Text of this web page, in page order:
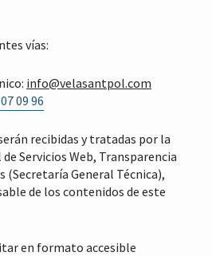
vías:
info@velasantpol.com
09 96
recibidas y tratadas por la
Servicios Web, Transparencia
(Secretaría General Técnica),
de los contenidos de este
en formato accesible